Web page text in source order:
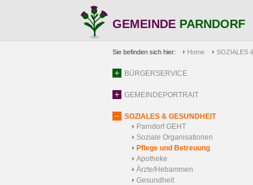
GEMEINDE PARNDORF
Sie befinden sich hier: Home SOZIALES
BÜRGERSERVICE
GEMEINDEPORTRAIT
SOZIALES & GESUNDHEIT
Parndorf GEHT
Soziale Organisationen
Pflege und Betreuung
Apotheke
Ärzte/Hebammen
Gesundheit